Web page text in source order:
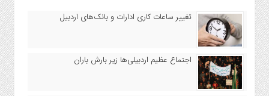
تغییر ساعات کاری ادارات و بانک‌های اردبیل
اجتماع عظیم اردبیلی‌ها زیر بارش باران